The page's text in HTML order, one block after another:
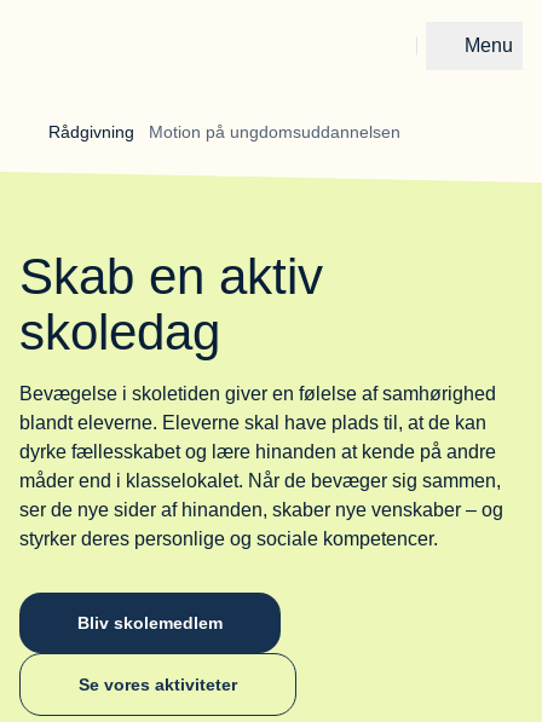
Menu
Rådgivning Motion på ungdomsuddannelsen
Skab en aktiv
skoledag
Bevægelse i skoletiden giver en følelse af samhørighed
blandt eleverne. Eleverne skal have plads til, at de kan
dyrke fællesskabet og lære hinanden at kende på andre
måder end i klasselokalet. Når de bevæger sig sammen,
ser de nye sider af hinanden, skaber nye venskaber – og
styrker deres personlige og sociale kompetencer.
Bliv skolemedlem
Se vores aktiviteter